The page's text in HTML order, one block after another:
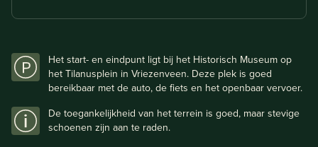
Het start- en eindpunt ligt bij het Historisch Museum op
het Tilanusplein in Vriezenveen. Deze plek is goed
bereikbaar met de auto, de fiets en het openbaar vervoer.
De toegankelijkheid van het terrein is goed, maar stevige
schoenen zijn aan te raden.